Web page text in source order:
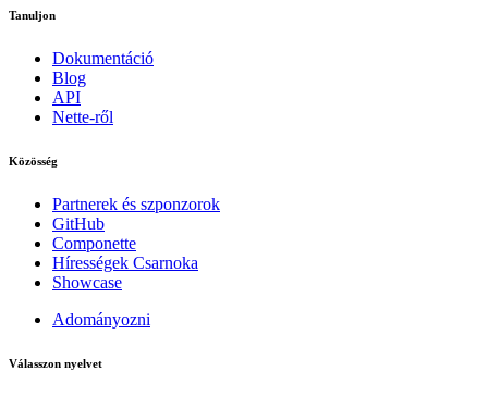
Tanuljon
Dokumentáció
Blog
API
Nette-ről
Közösség
Partnerek és szponzorok
GitHub
Componette
Hírességek Csarnoka
Showcase
Adományozni
Válasszon nyelvet